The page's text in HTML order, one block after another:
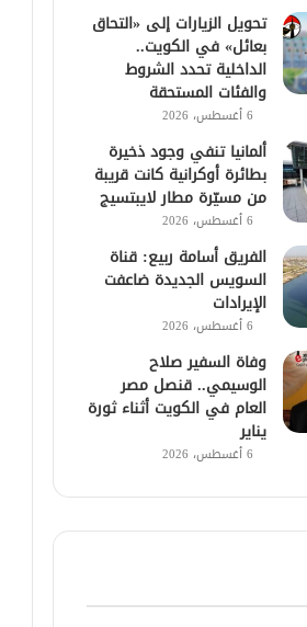
تحويل الزيارات إلى «التحاق
بعائل» في الكويت..
الداخلية تحدد الشروط
والفئات المستحقة
6 أغسطس، 2026
ألمانيا تنفي وجود ذخيرة
بطائرة أوكرانية كانت قريبة
من مسيّرة مطار لايبتسيج
6 أغسطس، 2026
الفريق أسامة ربيع: قناة
السويس الجديدة ضاعفت
الإيرادات
6 أغسطس، 2026
وفاة السفير صلاح
الوسيمي.. قنصل مصر
العام في الكويت أثناء ثورة
يناير
6 أغسطس، 2026